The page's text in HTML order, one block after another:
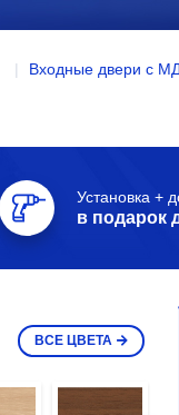
Входные двери с
Установка +
в подарок
ВСЕ ЦВЕТА